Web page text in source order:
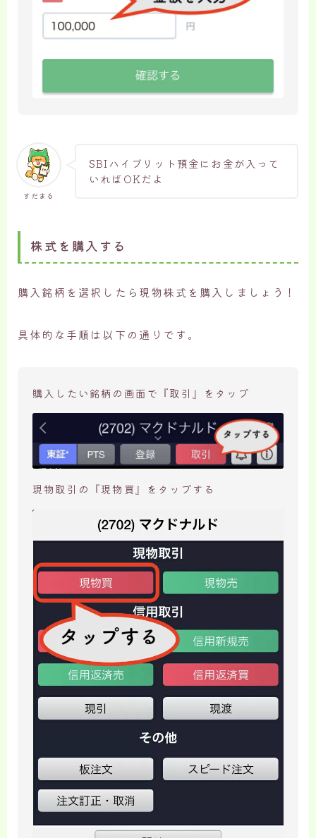
すだまる
SBIハイブリット預金にお金が入って
いればOKだよ
株式を購入する
購入銘柄を選択したら現物株式を購入しましょう！
具体的な手順は以下の通りです。
購入したい銘柄の画面で『取引』をタップ
現物取引の『現物買』をタップする